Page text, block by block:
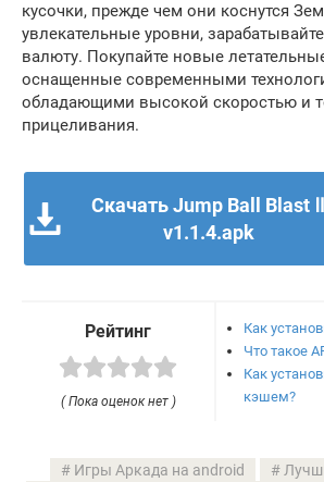
кусочки, прежде чем они коснутся
увлекательные уровни,
валюту. Покупайте новые
оснащенные современными
обладающими высокой скоростью и
прицеливания.
Скачать Jump Ball Blast Ⅱ
v1.1.4.apk
Рейтинг
( Пока оценок нет )
Как
Что такое
Как
кэшем?
Игры Аркада на android